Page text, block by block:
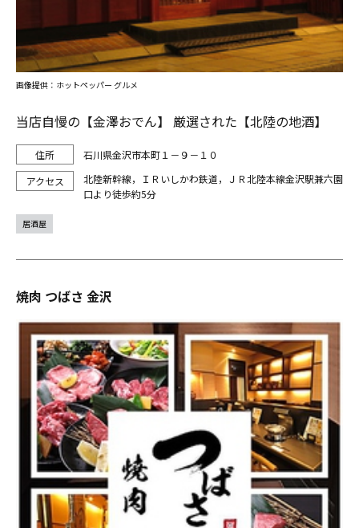
当店自慢の【金澤おでん】 厳選された【北陸の地酒】
石川県金沢市本町１－９－１０
北陸新幹線，ＩＲいしかわ鉄道，ＪＲ北陸本線金沢駅兼六園
口より徒歩約5分
画像提供：ホットペッパー グルメ
居酒屋
焼肉 つばさ 金沢